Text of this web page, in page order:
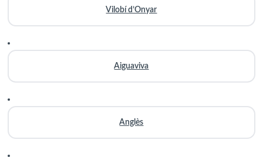
Vilobí d’Onyar
Aiguaviva
Anglès